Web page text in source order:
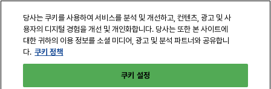
당사는 쿠키를 사용하여 서비스를 분석 및 개선하고, 컨텐츠, 광고 및 사
용자의 디지털 경험을 개선 및 개인화합니다. 당사는 또한 본 사이트에
대한 귀하의 이용 정보를 소셜 미디어, 광고 및 분석 파트너와 공유합니
다. 쿠키 정책
쿠키 설정